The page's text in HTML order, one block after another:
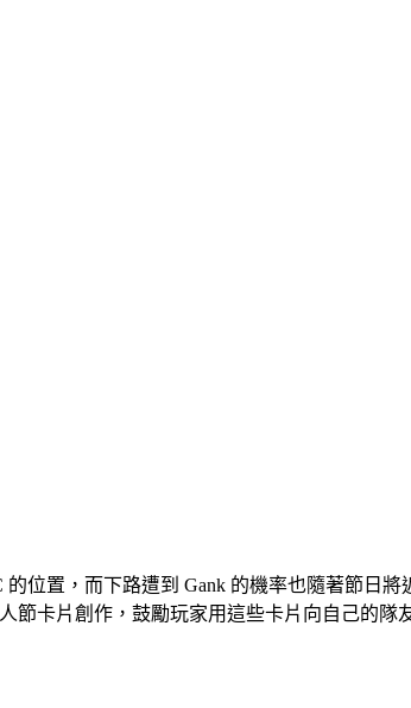
位置，而下路遭到 Gank 的機率也隨著節日
節卡片創作，鼓勵玩家用這些卡片向自己的隊